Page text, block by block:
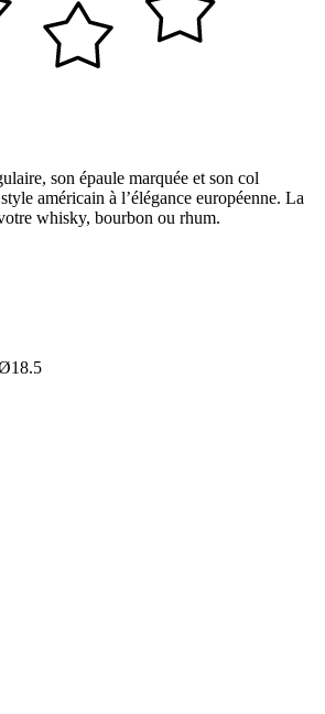
son épaule marquée et son col
américain à l’élégance européenne. La
whisky, bourbon ou rhum.